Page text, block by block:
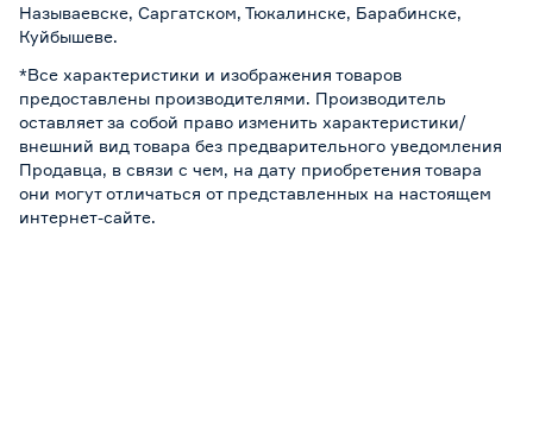
Называевске, Саргатском, Тюкалинске, Барабинске,
Куйбышеве.
*Все характеристики и изображения товаров
предоставлены производителями. Производитель
оставляет за собой право изменить характеристики/
внешний вид товара без предварительного уведомления
Продавца, в связи с чем, на дату приобретения товара
они могут отличаться от представленных на настоящем
интернет-сайте.